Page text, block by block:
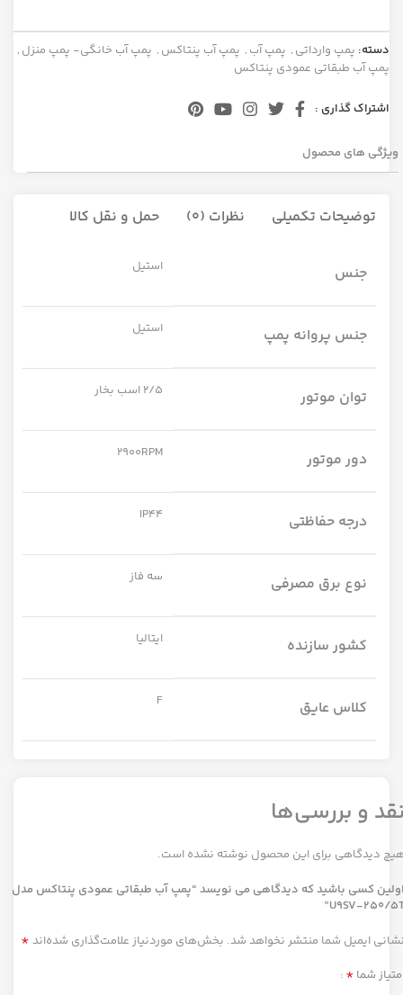
دسته: پمپ وارداتی , پمپ آب , پمپ آب پنتاکس , پمپ آب خانگی- پمپ منزل ,
پمپ آب طبقاتی عمودی پنتاکس
اشتراک گذاری :
ویژگی های محصول
توضیحات تکمیلی نظرات (0) حمل و نقل کالا
جنس استیل
جنس پروانه پمپ استیل
توان موتور 2/5 اسب بخار
دور موتور 2900RPM
درجه حفاظتی IP44
نوع برق مصرفی سه فاز
کشور سازنده ایتالیا
کلاس عایق F
و بررسی‌ها
دیدگاهی برای این محصول نوشته نشده است.
کسی باشید که دیدگاهی می نویسد “پمپ آب طبقاتی عمودی پنتاکس مدل
U9SV-250/
ایمیل شما منتشر نخواهد شد. بخش‌های موردنیاز علامت‌گذاری شده‌اند *
شما *